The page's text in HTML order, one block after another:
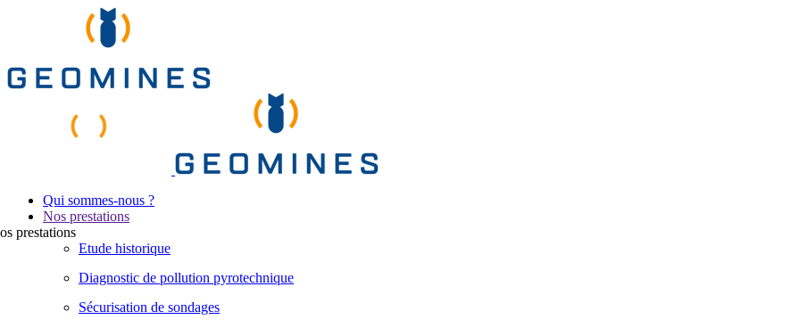
Qui sommes-nous ?
Nos prestations
prestations
Etude historique
Diagnostic de pollution pyrotechnique
Sécurisation de sondages